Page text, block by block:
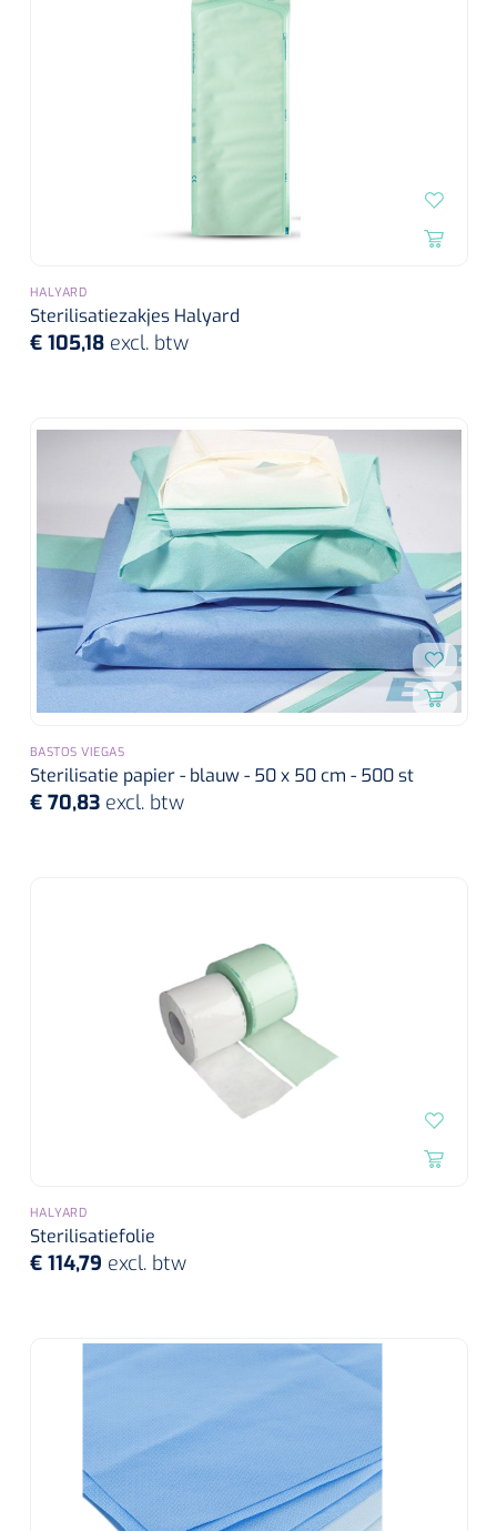
Instrumentensets
Chronische wondzorgproducten
Schuimverbanden
Siliconen verbanden
Alginaten
Diversen
Kleeflaag removers
Watten
Verbandhaakjes
Nierbekken
HALYARD
Sterilisatiezakjes Halyard
€ 105,18 excl. btw
BASTOS VIEGAS
Sterilisatie papier - blauw - 50 x 50 cm - 500 st
€ 70,83 excl. btw
HALYARD
Sterilisatiefolie
€ 114,79 excl. btw